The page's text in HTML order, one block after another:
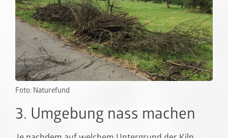
Foto: Naturefund
3. Umgebung nass machen